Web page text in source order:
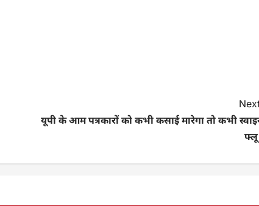
यूपी के आम पत्रकारों को कभी कसाई मारेगा तो कभी
फ्लू